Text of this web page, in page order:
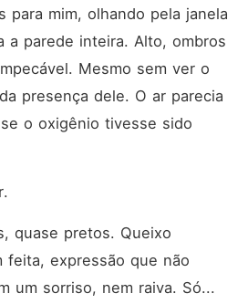
para mim, olhando pela janela
a parede inteira. Alto, ombros
Mesmo sem ver o
presença dele. O ar parecia
o oxigênio tivesse sido
quase pretos. Queixo
feita, expressão que não
um sorriso, nem raiva. Só...